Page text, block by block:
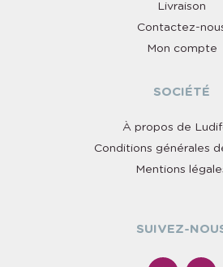
Livraison
Contactez-
Mon compte
SOCIÉTÉ
À propos de
Conditions générales
Mentions
SUIVEZ-